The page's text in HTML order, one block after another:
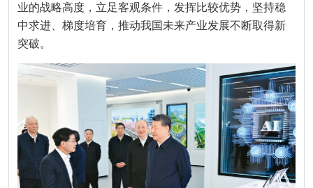
业的战略高度，立足客观条件，发挥比较优势，坚持稳
中求进、梯度培育，推动我国未来产业发展不断取得新
突破。